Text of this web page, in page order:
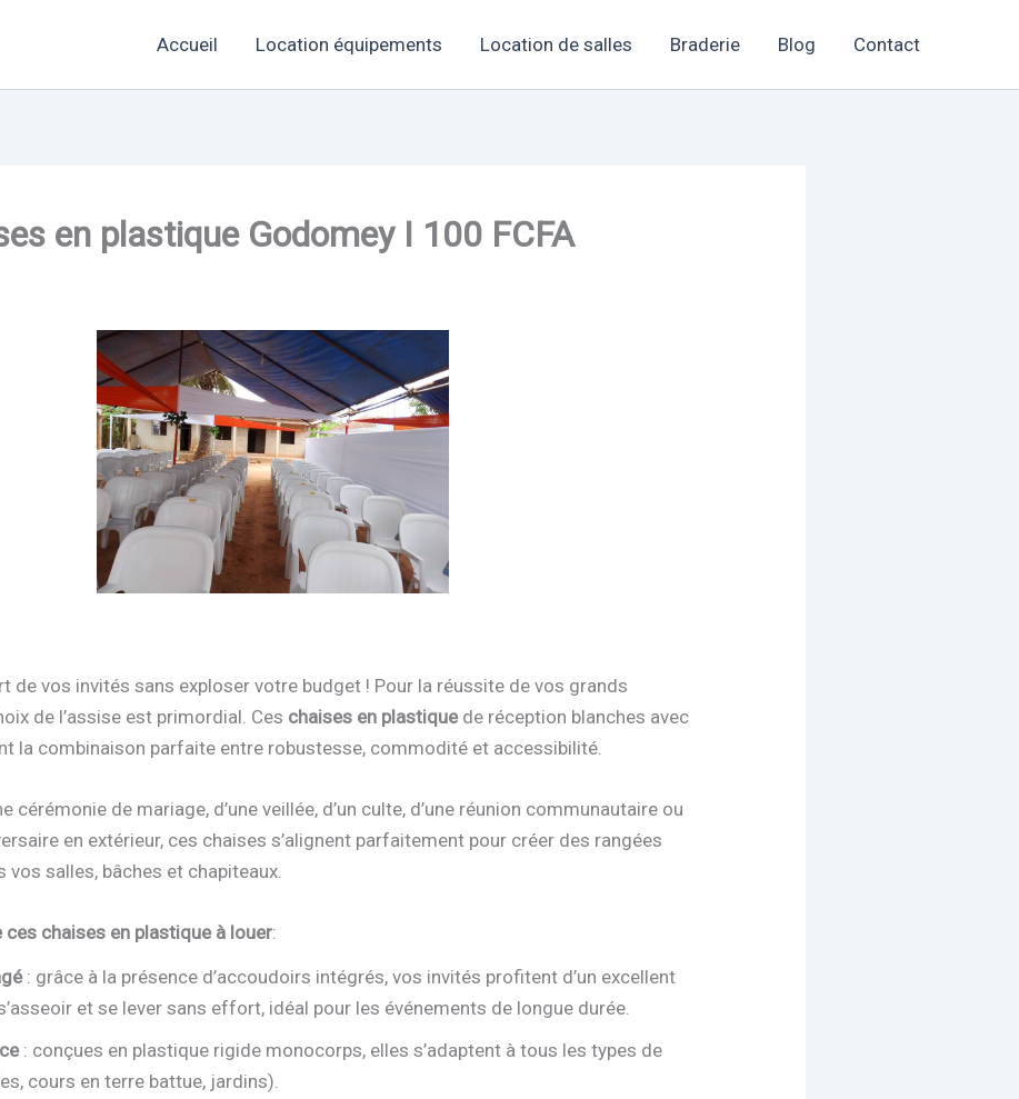
Accueil Location équipements Location de salles Braderie Blog Contact
en plastique Godomey I 100 FCFA
de vos invités sans exploser votre budget ! Pour la réussite de vos grands
de l’assise est primordial. Ces chaises en plastique de réception blanches avec
la combinaison parfaite entre robustesse, commodité et accessibilité.
cérémonie de mariage, d’une veillée, d’un culte, d’une réunion communautaire ou
en extérieur, ces chaises s’alignent parfaitement pour créer des rangées
vos salles, bâches et chapiteaux.
ces chaises en plastique à louer:
: grâce à la présence d’accoudoirs intégrés, vos invités profitent d’un excellent
et se lever sans effort, idéal pour les événements de longue durée.
: conçues en plastique rigide monocorps, elles s’adaptent à tous les types de
cours en terre battue, jardins).